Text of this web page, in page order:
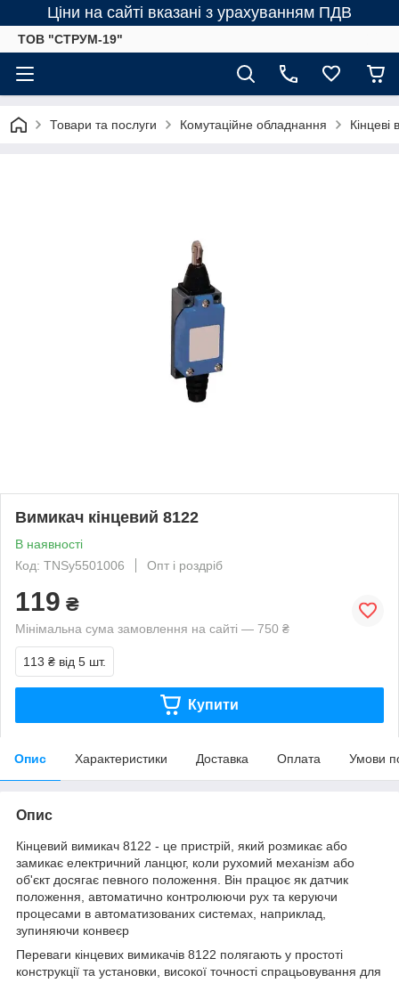
Ціни на сайті вказані з урахуванням ПДВ
ТОВ "СТРУМ-19"
Товари та послуги Комутаційне обладнання
Вимикач кінцевий 8122
В наявності
Код: TNSy5501006
Опт і роздріб
119 ₴
Мінімальна сума замовлення на сайті — 750 ₴
113 ₴ від 5 шт.
Купити
Опис Характеристики Доставка Оплата Умови
Опис
Кінцевий вимикач 8122 - це пристрій, який розмикає або
замикає електричний ланцюг, коли рухомий механізм або
об'єкт досягає певного положення. Він працює як датчик
положення, автоматично контролюючи рух та керуючи
процесами в автоматизованих системах, наприклад,
зупиняючи конвеєр
Переваги кінцевих вимикачів 8122 полягають у простоті
конструкції та установки, високої точності спрацьовування для